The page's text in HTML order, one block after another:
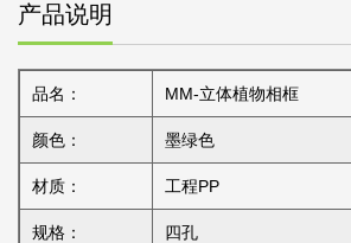
产品说明
品名： MM-立体植物相框
颜色： 墨绿色
材质： 工程PP
规格： 四孔